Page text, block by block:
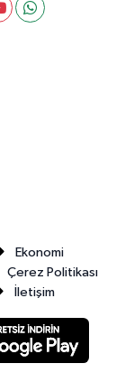
Ekonomi
Çerez Politikası
İletişim